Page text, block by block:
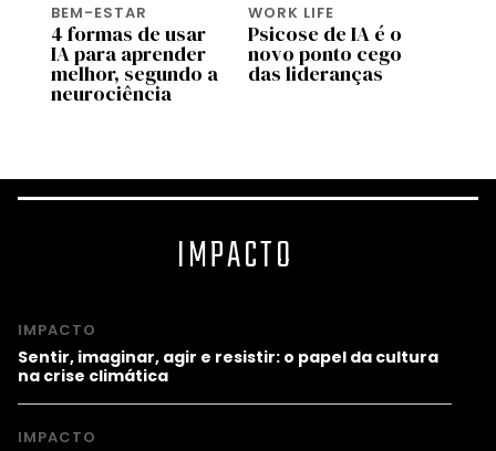
BEM-ESTAR
4 formas de usar
IA para aprender
melhor, segundo a
neurociência
WORK LIFE
Psicose de IA é o
novo ponto cego
das lideranças
IMPACTO
IMPACTO
Sentir, imaginar, agir e resistir: o papel da cultura
na crise climática
IMPACTO